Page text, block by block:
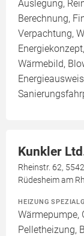
Auslegung,
Berechnung,
Verpachtung,
Wärmebild,
Kunkler
Rheinstr. 62,
Rüdesheim am
HEIZUNG
Wärmepumpe,
Pelletheizung,